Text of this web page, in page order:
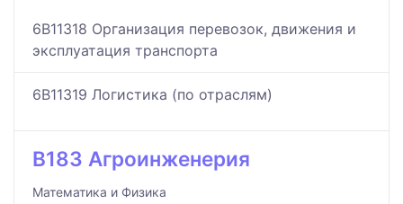
6B11318 Организация перевозок, движения и
эксплуатация транспорта
6B11319 Логистика (по отраслям)
B183 Агроинженерия
Математика и Физика